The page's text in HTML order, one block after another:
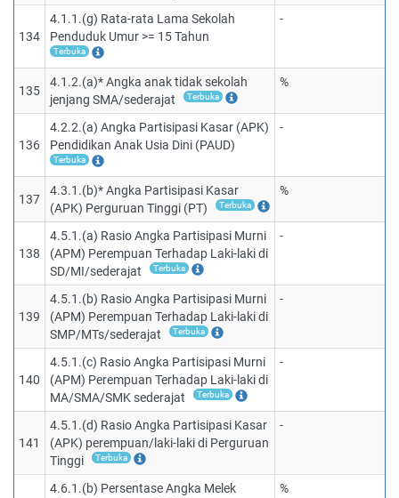
134
4.1.1.(g) Rata-rata Lama Sekolah
Penduduk Umur >= 15 Tahun
Terbuka
-
135
4.1.2.(a)* Angka anak tidak sekolah
jenjang SMA/sederajat
Terbuka
%
136
4.2.2.(a) Angka Partisipasi Kasar (APK)
Pendidikan Anak Usia Dini (PAUD)
Terbuka
-
137
4.3.1.(b)* Angka Partisipasi Kasar
(APK) Perguruan Tinggi (PT)
Terbuka
%
138
4.5.1.(a) Rasio Angka Partisipasi Murni
(APM) Perempuan Terhadap Laki-laki di
SD/MI/sederajat
Terbuka
-
139
4.5.1.(b) Rasio Angka Partisipasi Murni
(APM) Perempuan Terhadap Laki-laki di
SMP/MTs/sederajat
Terbuka
-
140
4.5.1.(c) Rasio Angka Partisipasi Murni
(APM) Perempuan Terhadap Laki-laki di
MA/SMA/SMK sederajat
Terbuka
-
141
4.5.1.(d) Rasio Angka Partisipasi Kasar
(APK) perempuan/laki-laki di Perguruan
Tinggi
Terbuka
-
4.6.1.(b) Persentase Angka Melek
%